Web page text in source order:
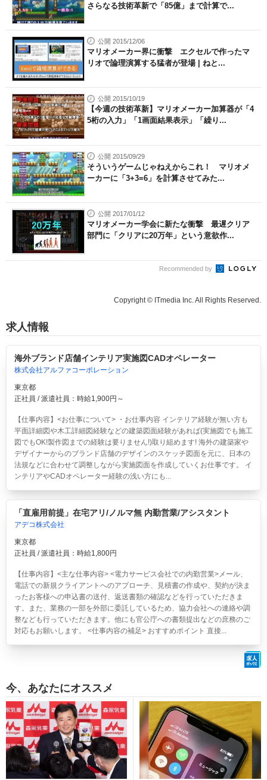
さらなる技術革新で「85億」まで計算で...
公開 2015/12/06
マリオメーカー界に衝撃 エクセルで作ったマ
リオで論理演算する猛者が登場 | ねと...
公開 2015/10/19
【今週の技術革新】マリオメーカー加算器が「4
5桁の入力」「1画面結果表示」「繰り...
公開 2015/09/29
そういうゲームじゃねえからこれ！ マリオメ
ーカーに「3+3=6」を計算させてみた...
公開 2017/01/12
マリオメーカー学会に新たな衝撃 最遅クリア
部門に「クリアに20万年」という意欲作...
Recommended by
Copyright © ITmedia Inc. All Rights Reserved.
求人情報
海外ブランド店舗インテリア実施図CADオペレーター
株式会社アルファコーポレーション
東京都
正社員 / 派遣社員：時給1,900円～
【仕事内容】<お仕事について> ・お仕事内容 インテリア経験が無い方も
平面詳細図や木工詳細図経験などの建築図面経験があれば(実施図でも施工
図でもOK!製作図までの経験は要りません!)取り組めます! 海外の建築家や
デザイナーからのブランド店舗のデザインのスケッチ図面を元に、日本の
法規などに合わせて調整しながら実施図面を作成していくお仕事です。 イ
ンテリアやCADオペレーター経験の浅い方にも...
「直雇用前提」在宅アリ/ノルマ無 内勤営業/アシスタント
アデコ株式会社
東京都
正社員 / 派遣社員：時給1,800円
【仕事内容】<主な仕事内容> <電力サービス会社での内勤営業>メール、
電話での新規クライアントへのアプローチ、見積書の作成や、契約が決ま
ったお客様への申込書の送付、返送書類の確認などを行っていただきま
す。また、業務の一部を外部に委託しているため、協力会社への連絡や調
整なども行っていただきます。他にも官公庁への書類提出などの庶務のご
対応もお願いします。 <仕事内容の補足> おすすめポイント 直接...
今、あなたにオススメ